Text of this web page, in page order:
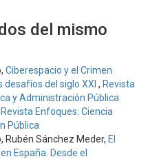
del mismo
Ciberespacio y el Crimen
del siglo XXI , Revista
y Administración Pública:
Enfoques: Ciencia
Pública
Rubén Sánchez Meder, El
España. Desde el